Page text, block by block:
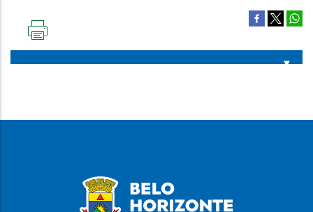
PÁGINA